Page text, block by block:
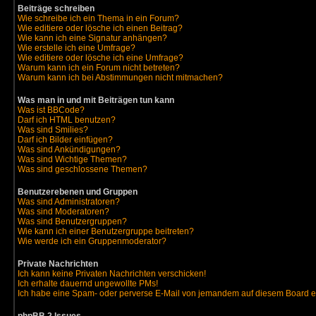
Beiträge schreiben
Wie schreibe ich ein Thema in ein Forum?
Wie editiere oder lösche ich einen Beitrag?
Wie kann ich eine Signatur anhängen?
Wie erstelle ich eine Umfrage?
Wie editiere oder lösche ich eine Umfrage?
Warum kann ich ein Forum nicht betreten?
Warum kann ich bei Abstimmungen nicht mitmachen?
Was man in und mit Beiträgen tun kann
Was ist BBCode?
Darf ich HTML benutzen?
Was sind Smilies?
Darf ich Bilder einfügen?
Was sind Ankündigungen?
Was sind Wichtige Themen?
Was sind geschlossene Themen?
Benutzerebenen und Gruppen
Was sind Administratoren?
Was sind Moderatoren?
Was sind Benutzergruppen?
Wie kann ich einer Benutzergruppe beitreten?
Wie werde ich ein Gruppenmoderator?
Private Nachrichten
Ich kann keine Privaten Nachrichten verschicken!
Ich erhalte dauernd ungewollte PMs!
Ich habe eine Spam- oder perverse E-Mail von jemandem auf diesem Board